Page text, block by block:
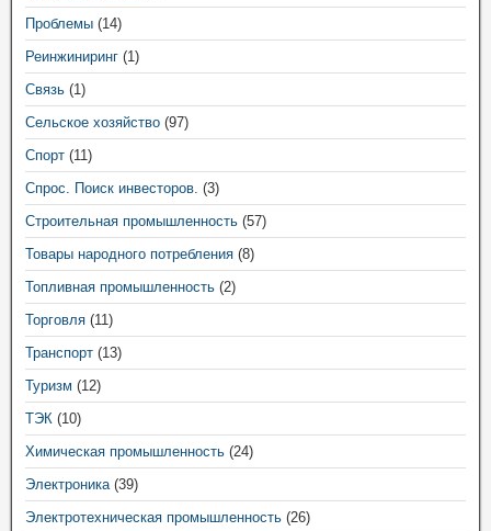
Проблемы (14)
Реинжиниринг (1)
Связь (1)
Сельское хозяйство (97)
Спорт (11)
Спрос. Поиск инвесторов. (3)
Строительная промышленность (57)
Товары народного потребления (8)
Топливная промышленность (2)
Торговля (11)
Транспорт (13)
Туризм (12)
ТЭК (10)
Химическая промышленность (24)
Электроника(39)
Электротехническая промышленность (26)